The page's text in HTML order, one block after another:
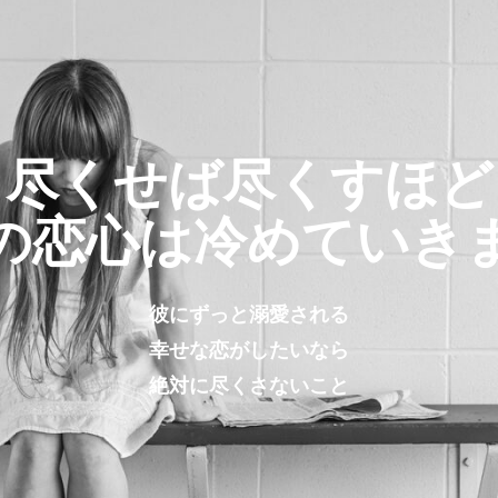
尽くせば尽くすほど
恋心は冷めていき
彼にずっと溺愛される
幸せな恋がしたいなら
絶対に尽くさないこと